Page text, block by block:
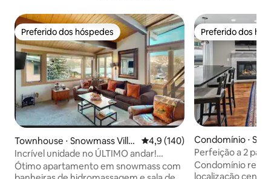
Preferido dos hóspedes
Preferido dos hóspedes
Townhouse ⋅ Snowmass Villa
ge
4,9 de uma avaliação média de
4,9 (140)
Incrível unidade no ÚLTIMO andar!
Ótimas vistas. Caminhe até tudo
Ótimo apartamento em snowmass com
Preferido dos
Preferido dos
Condomínio ⋅
age
Perfeição a 2
de
estacionamento
Condomínio
localização